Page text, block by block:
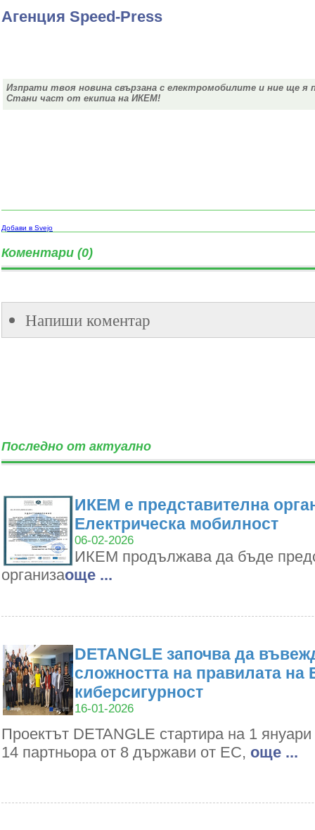
Агенция Speed-Press
Изпрати твоя новина свързана с електромобилите и ние ще я
Стани част от екипиа на ИКЕМ!
Добави в Svejo
Коментари (0)
Напиши коментар
Последно от актуално
ИКЕМ е представителна
Електрическа мобилност
06-02-2026
ИКЕМ продължава да бъде
организаoще ...
DETANGLE започва да
сложността на правилата на
киберсигурност
16-01-2026
Проектът DETANGLE стартира на 1
14 партньора от 8 държави от ЕС, oще ...